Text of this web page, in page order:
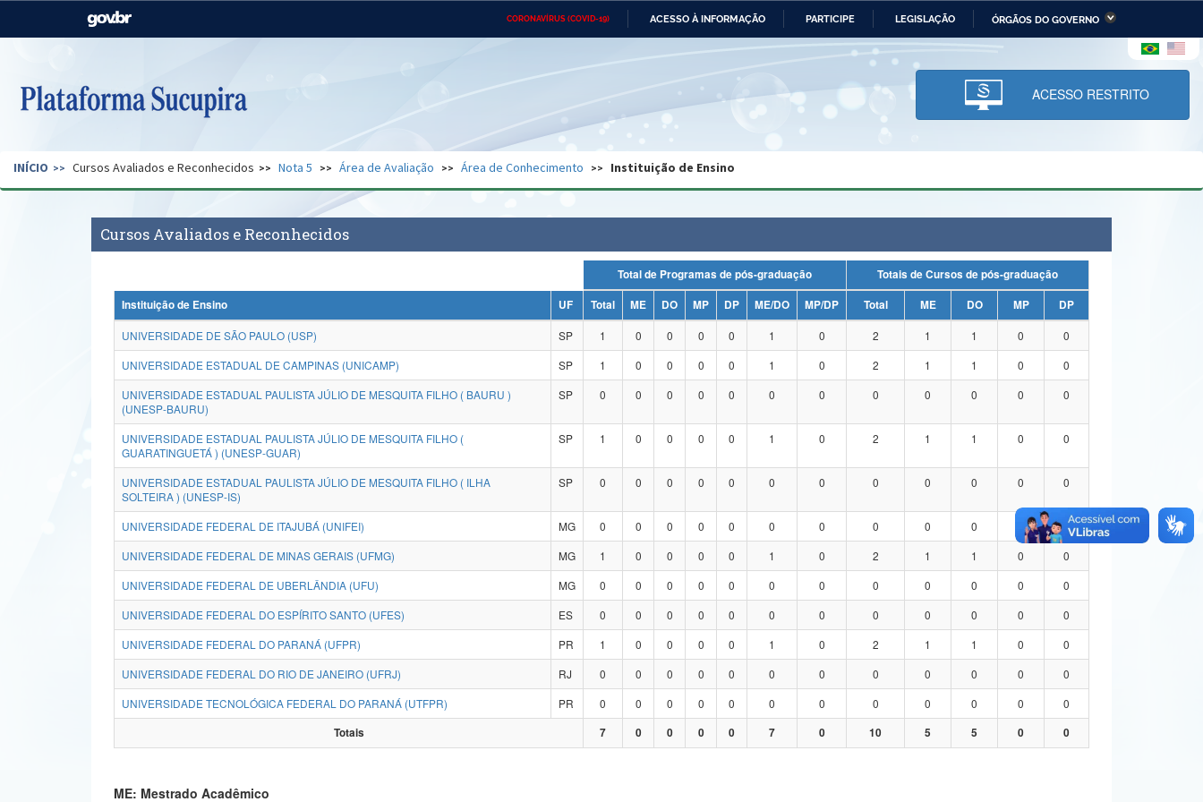
CORONAVÍRUS (COVID-19) ACESSO À INFORMAÇÃO PARTICIPE LEGISLAÇÃO ÓRGÃOS DO GOVERNO
Casa Civil Ministério das Relações Ministério da Economia Ministério da Infraestrutura
Pecuária e Abastecimento
Ministério da Ciência,
Tecnologia, Inovações e
Comunicações
Ministério do Desenvolvimento
Regional e dos Direitos Humanos
Secretaria de Governo Gabinete de Segurança Advocacia-Geral da União Banco Central do Brasil Planalto
ACESSO RESTRITO
INÍCIO Cursos Avaliados e Reconhecidos Nota 5 Área de Avaliação Área de Conhecimento Instituição de Ensino
Cursos Avaliados e Reconhecidos
Total de Programas de pós-graduação
Totais de Cursos de pós-graduação
Instituição de Ensino
UF Total ME DO MP DP ME/DO MP/DP Total ME DO MP
DP
UNIVERSIDADE DE SÃO PAULO (USP)
SP 1 0 0 0 0 1 0 2 1 1 0
0
UNIVERSIDADE ESTADUAL DE CAMPINAS (UNICAMP)
SP 1 0 0 0 0 1 0 2 1 1 0
0
UNIVERSIDADE ESTADUAL PAULISTA JÚLIO DE MESQUITA FILHO ( BAURU )
(UNESP-BAURU)
SP 0 0 0 0 0 0 0 0 0 0 0 0
UNIVERSIDADE ESTADUAL PAULISTA JÚLIO DE MESQUITA FILHO (
GUARATINGUETÁ ) (UNESP-GUAR)
SP 1 0 0 0 0 1 0 2 1 1 0 0
UNIVERSIDADE ESTADUAL PAULISTA JÚLIO DE MESQUITA FILHO ( ILHA
SOLTEIRA ) (UNESP-IS)
SP 0 0 0 0 0 0 0 0 0 0 0 0
UNIVERSIDADE FEDERAL DE ITAJUBÁ (UNIFEI) MG 0 0 0 0 0 0 0 0 0 0
0
UNIVERSIDADE FEDERAL DE MINAS GERAIS (UFMG)
MG 1 0 0 0 0 1 0 2 1 1 0
0
UNIVERSIDADE FEDERAL DE UBERLÂNDIA (UFU)
MG 0 0 0 0 0 0 0 0 0 0 0
0
UNIVERSIDADE FEDERAL DO ESPÍRITO SANTO (UFES)
ES 0 0 0 0 0 0 0 0 0 0 0
0
UNIVERSIDADE FEDERAL DO PARANÁ (UFPR)
PR 1 0 0 0 0 1 0 2 1 1 0
0
UNIVERSIDADE FEDERAL DO RIO DE JANEIRO (UFRJ)
RJ 0 0 0 0 0 0 0 0 0 0 0
0
UNIVERSIDADE TECNOLÓGICA FEDERAL DO PARANÁ (UTFPR)
PR 0 0 0 0 0 0 0 0 0 0 0
0
Totais
7 0 0 0 0 7 0 10 5 5 0 0
ME: Mestrado Acadêmico